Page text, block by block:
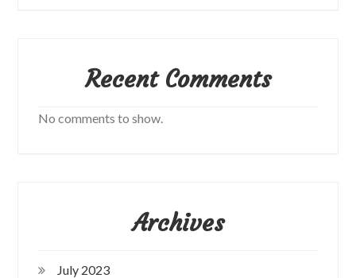
Recent Comments
No comments to show.
Archives
July 2023